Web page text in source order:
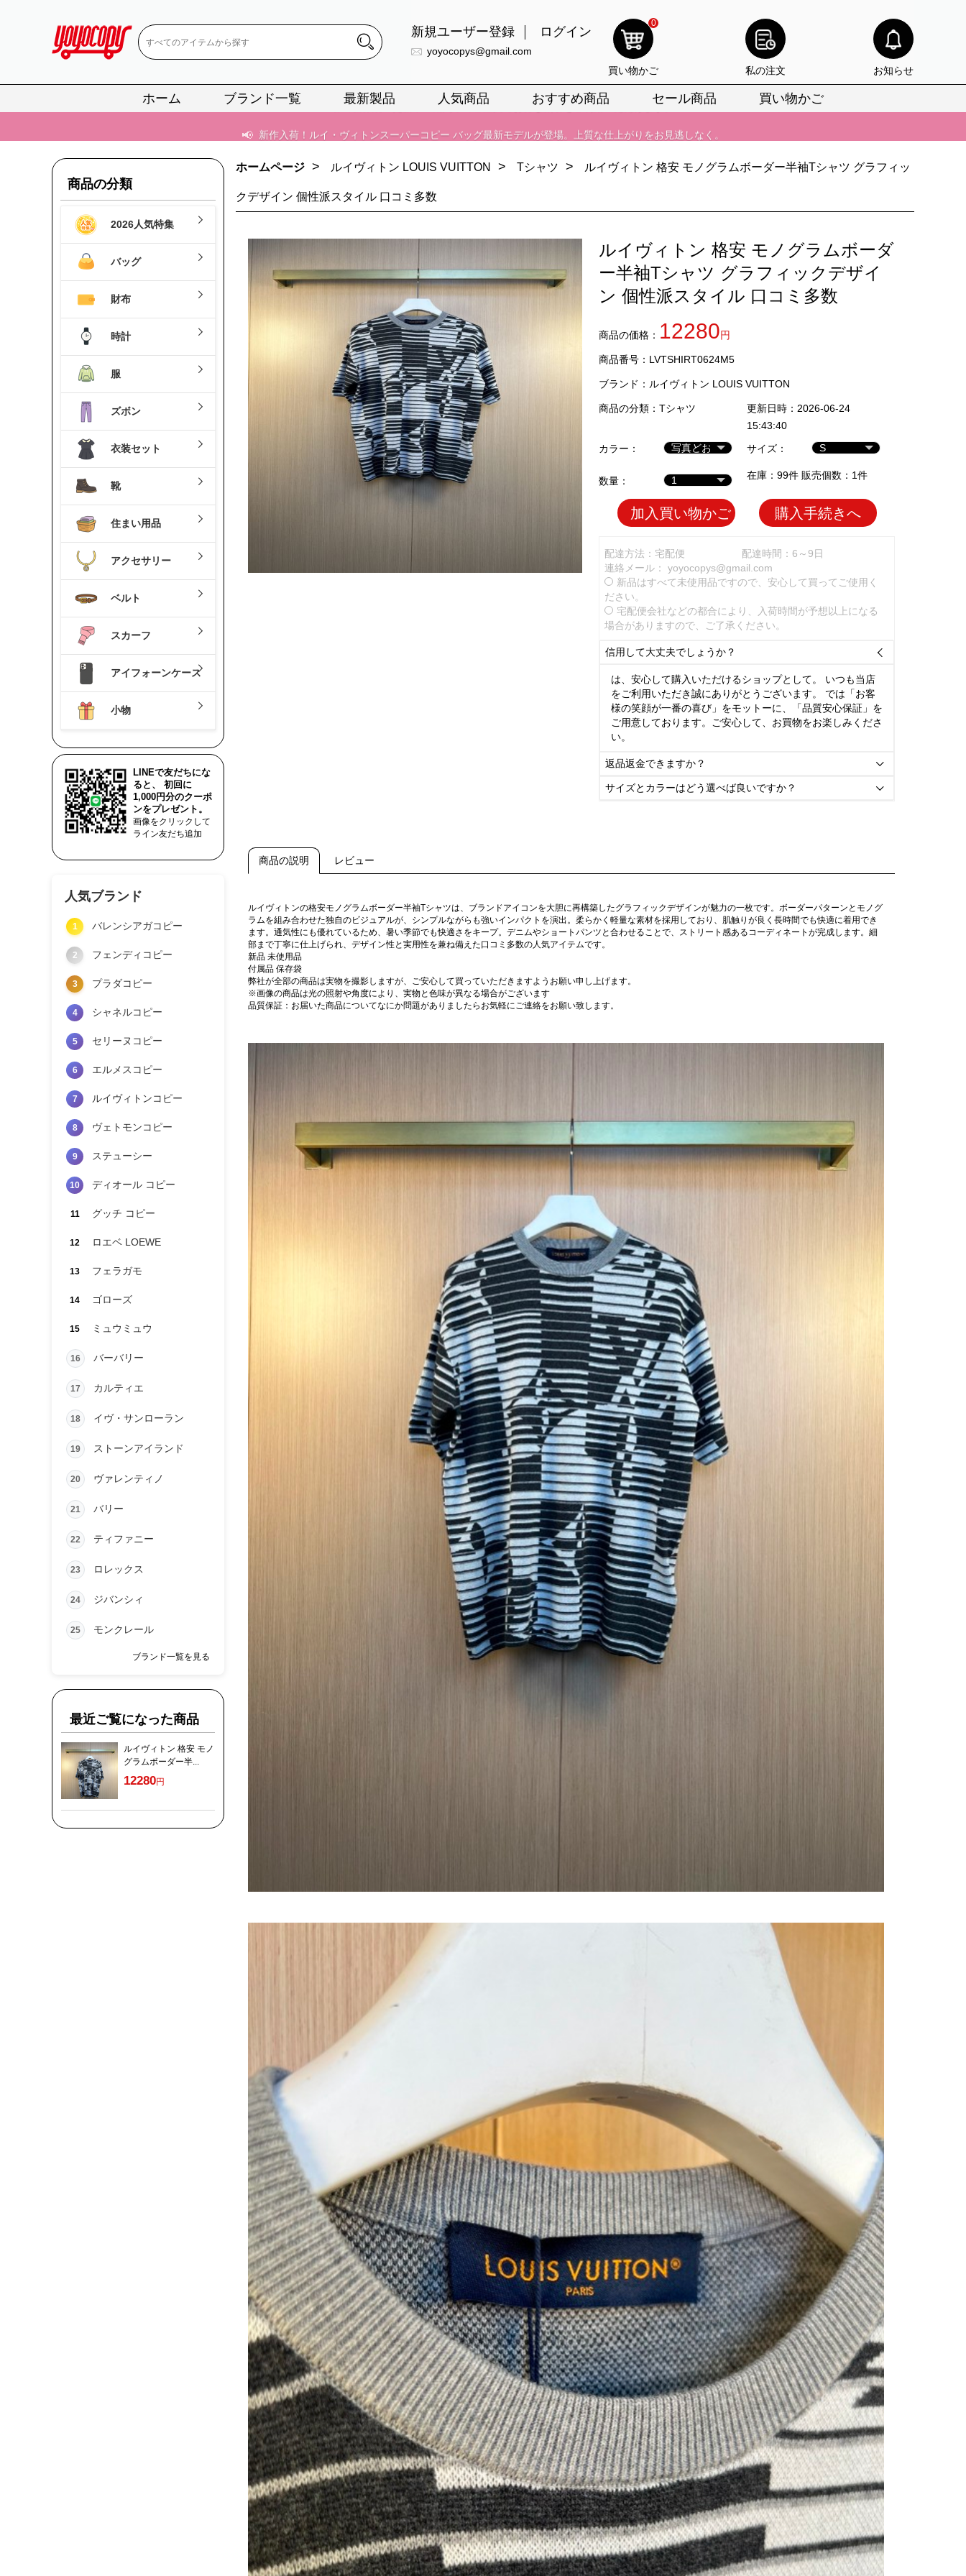
新規ユーザー登録 ログイン
yoyocopys@gmail.com
0
買い物かご 私の注文 お知らせ
ホーム ブランド一覧 最新製品 人気商品 おすすめ商品 セール商品 買い物かご
当店は正真正銘のn級スーパーコピーのみ取扱い。最高品質の再現度を安心してお選びいただけます。
📢 2026春の新作続々更新中！期間中のご注文でお得な割引をご利用いただけます。
📢 新作入荷！ルイ・ヴィトンスーパーコピー バッグ最新モデルが登場。上質な仕上がりをお見逃しなく。
📢 当店は正真正銘のn級スーパーコピーのみ取扱い。最高品質の再現度を安心してお選びいただけます。
📢 2026春の新作続々更新中！期間中のご注文でお得な割引をご利用いただけます。
📢 新作入荷！ルイ・ヴィトンスーパーコピー バッグ最新モデルが登場。上質な仕上がりをお見逃しなく。
商品の分類
2026人気特集
バッグ
財布
時計
服
ズボン
衣装セット
靴
住まい用品
アクセサリー
ベルト
スカーフ
アイフォーンケース
小物
LINEで友だちにな
ると、 初回に
1,000円分のクーポ
ンをプレゼント。
画像をクリックして
ライン友だち追加
人気ブランド
1 バレンシアガコピー
2 フェンディコピー
3 プラダコピー
4 シャネルコピー
5 セリーヌコピー
6 エルメスコピー
7 ルイヴィトンコピー
8 ヴェトモンコピー
9 ステューシー
10 ディオール コピー
11 グッチ コピー
12 ロエベ LOEWE
13 フェラガモ
14 ゴローズ
15 ミュウミュウ
16 バーバリー
17 カルティエ
18 イヴ・サンローラン
19 ストーンアイランド
20 ヴァレンティノ
21 バリー
22 ティファニー
23 ロレックス
24 ジバンシィ
25 モンクレール
ブランド一覧を見る
最近ご覧になった商品
ルイヴィトン 格安 モノ
グラムボーダー半...
12280円
ホームページ > ルイヴィトン LOUIS VUITTON > Tシャツ > ルイヴィトン 格安 モノグラムボーダー半袖Tシャツ グラフィッ
クデザイン 個性派スタイル 口コミ多数
ルイヴィトン 格安 モノグラムボーダ
ー半袖Tシャツ グラフィックデザイ
ン 個性派スタイル 口コミ多数
商品の価格： 12280円
商品番号：LVTSHIRT0624M5
ブランド： ルイヴィトン LOUIS VUITTON
商品の分類： Tシャツ
更新日時：2026-06-24
15:43:40
カラー：
サイズ：
数量： 在庫：99件 販売個数：1件
加入買い物かご 購入手続きへ
配達方法：宅配便
配達時間：6～9日
連絡メール： yoyocopys@gmail.com
新品はすべて未使用品ですので、安心して買ってご使用く
ださい。
宅配便会社などの都合により、入荷時間が予想以上になる
場合がありますので、ご了承ください。
信用して大丈夫でしょうか？ 
は、安心して購入いただけるショップとして。 いつも当店
をご利用いただき誠にありがとうございます。 では「お客
様の笑顔が一番の喜び」をモットーに、「品質安心保証」を
ご用意しております。ご安心して、お買物をお楽しみくださ
い。
返品返金できますか？ 
サイズとカラーはどう選べば良いですか？ 
商品の説明 レビュー
ルイヴィトンの格安モノグラムボーダー半袖Tシャツは、ブランドアイコンを大胆に再構築したグラフィックデザインが魅力の一枚です。ボーダーパターンとモノグ
ラムを組み合わせた独自のビジュアルが、シンプルながらも強いインパクトを演出。柔らかく軽量な素材を採用しており、肌触りが良く長時間でも快適に着用でき
ます。通気性にも優れているため、暑い季節でも快適さをキープ。デニムやショートパンツと合わせることで、ストリート感あるコーディネートが完成します。細
部まで丁寧に仕上げられ、デザイン性と実用性を兼ね備えた口コミ多数の人気アイテムです。
新品 未使用品
付属品 保存袋
弊社が全部の商品は実物を撮影しますが、ご安心して買っていただきますようお願い申し上げます。
※画像の商品は光の照射や角度により、実物と色味が異なる場合がございます
品質保証：お届いた商品についてなにか問題がありましたらお気軽にご連絡をお願い致します。